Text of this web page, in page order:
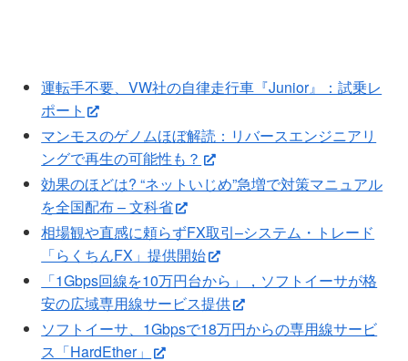
運転手不要、VW社の自律走行車『Junior』：試乗レ
ポート
マンモスのゲノムほぼ解読：リバースエンジニアリ
ングで再生の可能性も？
効果のほどは? “ネットいじめ”急増で対策マニュアル
を全国配布 – 文科省
相場観や直感に頼らずFX取引–システム・トレード
「らくちんFX」提供開始
「1Gbps回線を10万円台から」，ソフトイーサが格
安の広域専用線サービス提供
ソフトイーサ、1Gbpsで18万円からの専用線サービ
ス「HardEther」